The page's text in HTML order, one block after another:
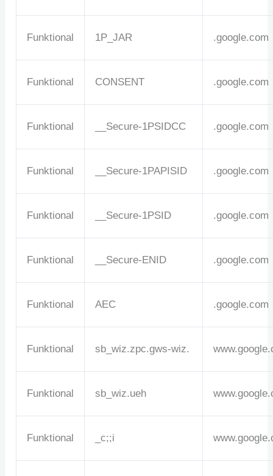
Funktional 1P_JAR .google.com
Funktional CONSENT .google.com
Funktional __Secure-1PSIDCC .google.com
Funktional __Secure-1PAPISID .google.com
Funktional __Secure-1PSID .google.com
Funktional __Secure-ENID .google.com
Funktional AEC .google.com
Funktional sb_wiz.zpc.gws-wiz.
Funktional sb_wiz.ueh
Funktional _c;;i